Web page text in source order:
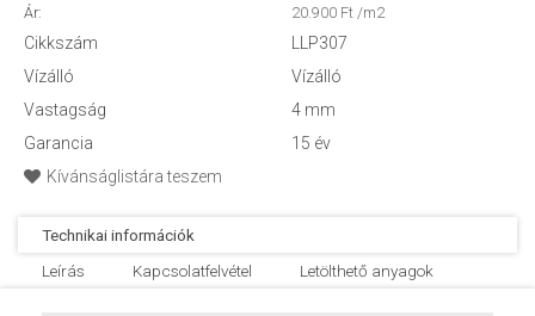
Ár: 20.900 Ft /m2
Cikkszám
LLP307
Vízálló
Vízálló
Vastagság
4 mm
Garancia
15 év
Kívánságlistára teszem
Technikai információk
Leírás
Kapcsolatfelvétel Letölthető anyagok